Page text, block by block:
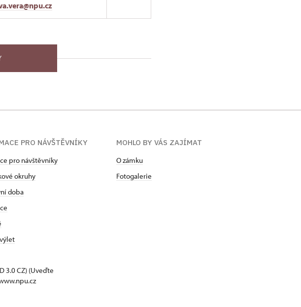
PRO NÁVŠTĚVNÍKY
pro návštěvníky
okruhy
doba
MOHLO BY VÁS ZAJÍMAT
O zámku
Fotogalerie
3.0 CZ) (Uveďte